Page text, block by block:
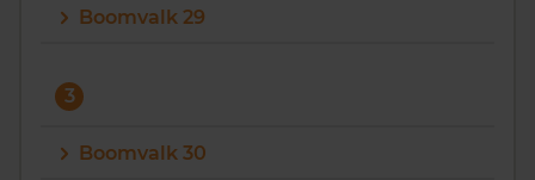
Maandag t/m vrijdag - 08:00 -18:00
Boomvalk 29
3
Boomvalk 30